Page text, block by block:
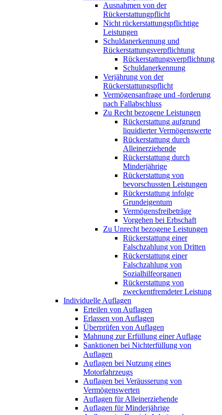
Ausnahmen von der
Rückerstattungpflicht
Nicht rückerstattungspflichtige
Leistungen
Schuldanerkennung und
Rückerstattungsverpflichtung
Rückerstattungsverpflichtung
Schuldanerkennung
Verjährung von der
Rückerstattungspflicht
Vermögensanfrage und -forderung
nach Fallabschluss
Zu Recht bezogene Leistungen
Rückerstattung aufgrund
liquidierter Vermögenswerte
Rückerstattung durch
Alleinerziehende
Rückerstattung durch
Minderjährige
Rückerstattung von
bevorschussten Leistungen
Rückerstattung infolge
Grundeigentum
Vermögensfreibeträge
Vorgehen bei Erbschaft
Zu Unrecht bezogene Leistungen
Rückerstattung einer
Falschzahlung von Dritten
Rückerstattung einer
Falschzahlung von
Sozialhilfeorganen
Rückerstattung von
zweckentfremdeter Leistung
Individuelle Auflagen
Erteilen von Auflagen
Erlassen von Auflagen
Überprüfen von Auflagen
Mahnung zur Erfüllung einer Auflage
Sanktionen bei Nichterfüllung von
Auflagen
Auflagen bei Nutzung eines
Motorfahrzeugs
Auflagen bei Veräusserung von
Vermögenswerten
Auflagen für Alleinerziehende
Auflagen für Minderjährige